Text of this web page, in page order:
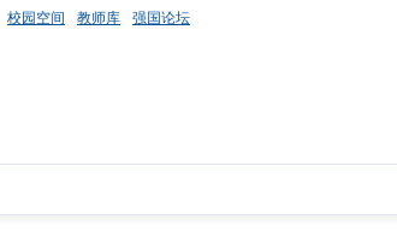
校园空间 教师库 强国论坛